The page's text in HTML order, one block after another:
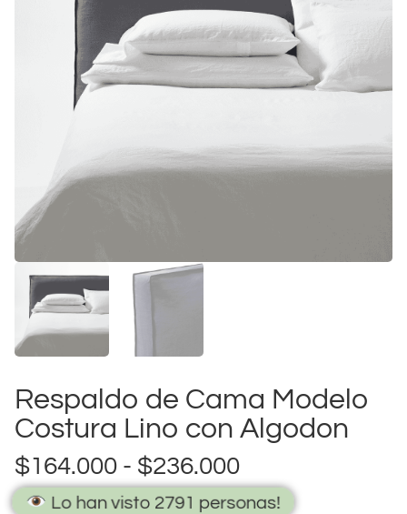
Respaldo de Cama Modelo
Costura Lino con Algodon
$164.000 - $236.000
Lo han visto 2791 personas!